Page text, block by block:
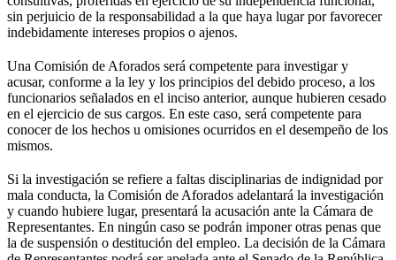
sin perjuicio de la responsabilidad a la que haya lugar por favorecer
indebidamente intereses propios o ajenos.
Una Comisión de Aforados será competente para investigar y
acusar, conforme a la ley y los principios del debido proceso, a los
funcionarios señalados en el inciso anterior, aunque hubieren cesado
en el ejercicio de sus cargos. En este caso, será competente para
conocer de los hechos u omisiones ocurridos en el desempeño de los
mismos.
Si la investigación se refiere a faltas disciplinarias de indignidad por
mala conducta, la Comisión de Aforados adelantará la investigación
y cuando hubiere lugar, presentará la acusación ante la Cámara de
Representantes. En ningún caso se podrán imponer otras penas que
la de suspensión o destitución del empleo. La decisión de la Cámara